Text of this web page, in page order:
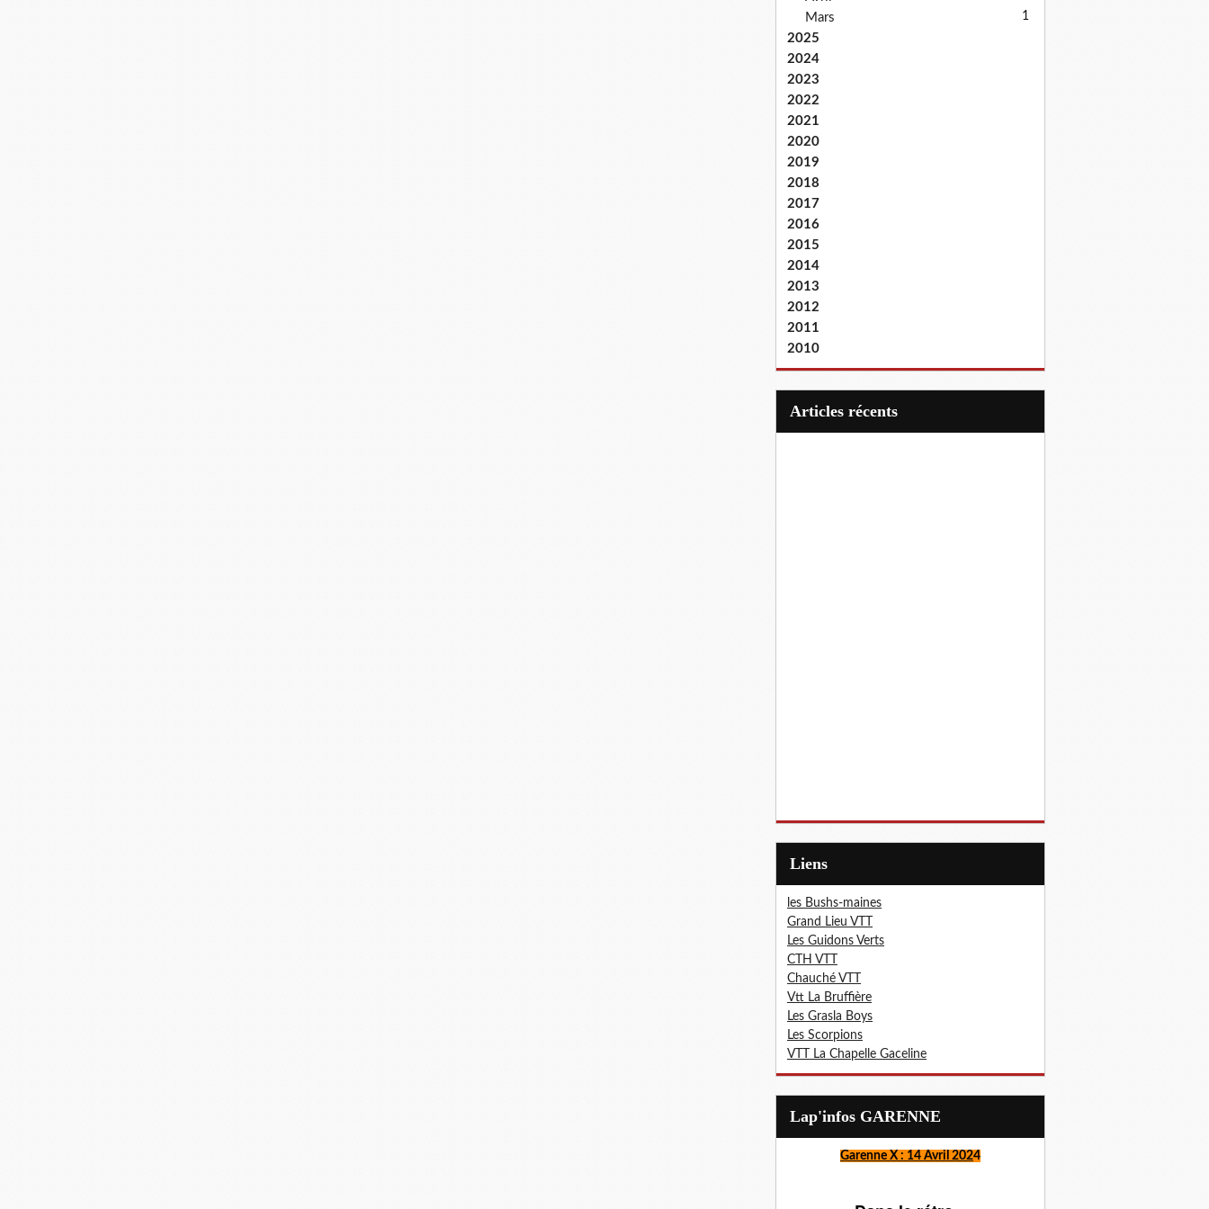
Mars 1
2025
2024
2023
2022
2021
2020
2019
2018
2017
2016
2015
2014
2013
2012
2011
2010
articles récents
Liens
les Bushs-maines
Grand Lieu VTT
Les Guidons Verts
CTH VTT
Chauché VTT
Vtt La Bruffière
Les Grasla Boys
Les Scorpions
VTT La Chapelle Gaceline
Lap'infos GARENNE
Garenne X : 14 Avril 2024